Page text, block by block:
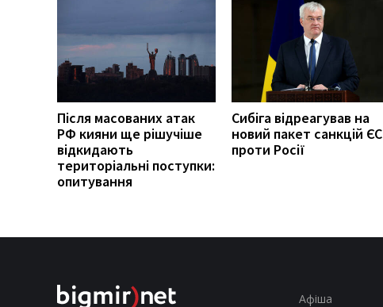
Після масованих атак
РФ кияни ще рішучіше
відкидають
територіальні поступки:
опитування
Сибіга відреагував на
новий пакет санкцій ЄС
проти Росії
Афіша